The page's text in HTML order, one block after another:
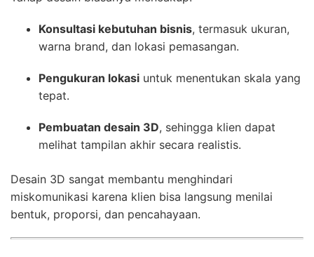
Konsultasi kebutuhan bisnis, termasuk ukuran,
warna brand, dan lokasi pemasangan.
Pengukuran lokasi untuk menentukan skala yang
tepat.
Pembuatan desain 3D, sehingga klien dapat
melihat tampilan akhir secara realistis.
Desain 3D sangat membantu menghindari
miskomunikasi karena klien bisa langsung menilai
bentuk, proporsi, dan pencahayaan.